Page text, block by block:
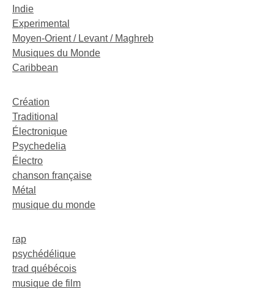
Indie
Experimental
Moyen-Orient / Levant / Maghreb
Musiques du Monde
Caribbean
Création
Traditional
Électronique
Psychedelia
Électro
chanson française
Métal
musique du monde
rap
psychédélique
trad québécois
musique de film